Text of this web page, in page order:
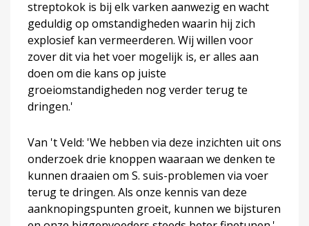
streptokok is bij elk varken aanwezig en wacht
geduldig op omstandigheden waarin hij zich
explosief kan vermeerderen. Wij willen voor
zover dit via het voer mogelijk is, er alles aan
doen om die kans op juiste
groeiomstandigheden nog verder terug te
dringen.'
Van 't Veld: 'We hebben via deze inzichten uit ons
onderzoek drie knoppen waaraan we denken te
kunnen draaien om S. suis-problemen via voer
terug te dringen. Als onze kennis van deze
aanknopingspunten groeit, kunnen we bijsturen